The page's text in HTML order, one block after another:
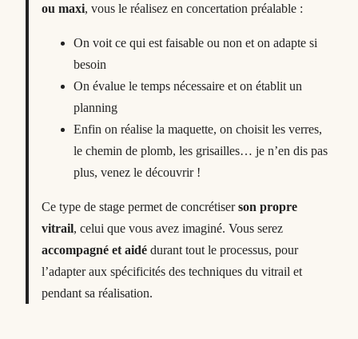
ou maxi, vous le réalisez en concertation préalable :
On voit ce qui est faisable ou non et on adapte si
besoin
On évalue le temps nécessaire et on établit un
planning
Enfin on réalise la maquette, on choisit les verres,
le chemin de plomb, les grisailles… je n’en dis pas
plus, venez le découvrir !
Ce type de stage permet de concrétiserson propre
vitrail, celui que vous avez imaginé. Vous serez
accompagné et aidé durant tout le processus, pour
l’adapter aux spécificités des techniques du vitrail et
pendant sa réalisation.